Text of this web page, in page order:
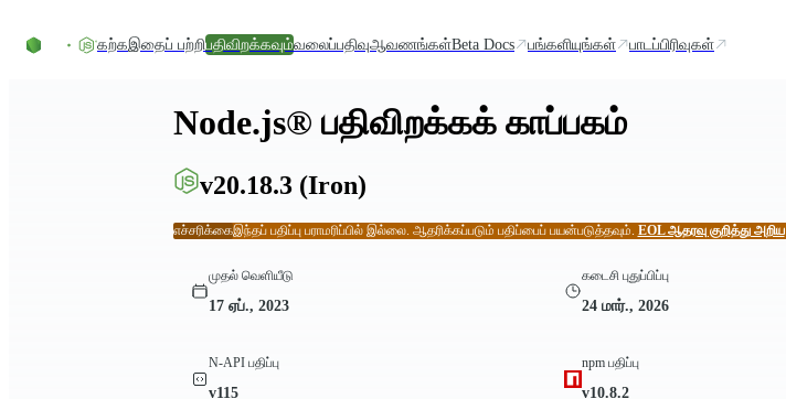
கற்கஇதைப் பற்றிபதிவிறக்கவும்வலைப்பதிவுஆவணங்கள்Beta Docs பங்களியுங்கள் பாடப்பிரிவுகள்
Node.js® பதிவிறக்கக் காப்பகம்
v20.18.3(Iron)
எச்சரிக்கைஇந்தப் பதிப்பு பராமரிப்பில் இல்லை. ஆதரிக்கப்படும் பதிப்பைப் பயன்படுத்தவும். EOL ஆதரவு குறித்து அறிய
முதல் வெளியீடு
17 ஏப்., 2023
கடைசி புதுப்பிப்பு
24 மார்., 2026
N-API பதிப்பு
v115
npm பதிப்பு
v10.8.2